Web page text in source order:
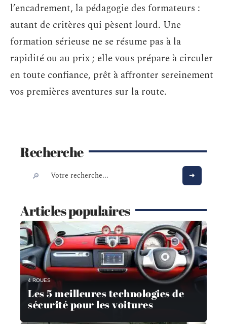
l’encadrement, la pédagogie des formateurs :
autant de critères qui pèsent lourd. Une
formation sérieuse ne se résume pas à la
rapidité ou au prix ; elle vous prépare à circuler
en toute confiance, prêt à affronter sereinement
vos premières aventures sur la route.
Recherche
Articles populaires
4 ROUES
Les 5 meilleures technologies de
sécurité pour les voitures